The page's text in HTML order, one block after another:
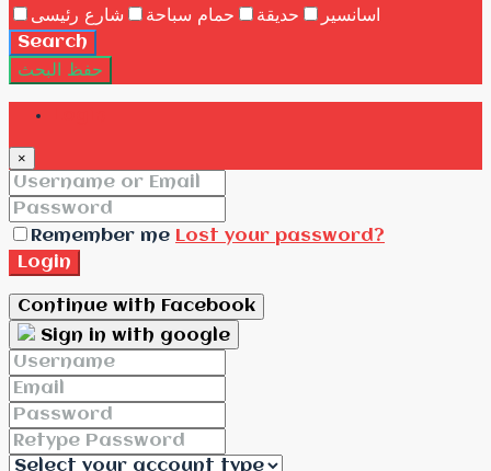
اسانسير
حديقة حمام سباحة
شارع رئيسى
Search
حفظ البحث
×
Remember me Lost your password?
Login
Continue with Facebook
Sign in with google